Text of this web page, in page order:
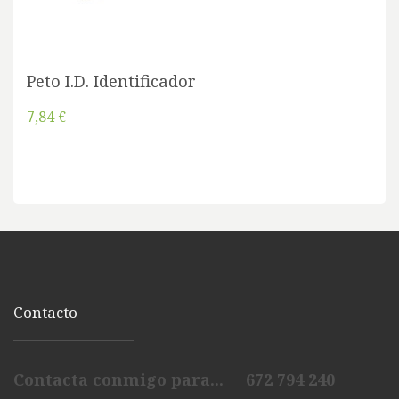
Peto I.D. Identificador
7,84 €
Contacto
Contacta conmigo para... 672 794 240